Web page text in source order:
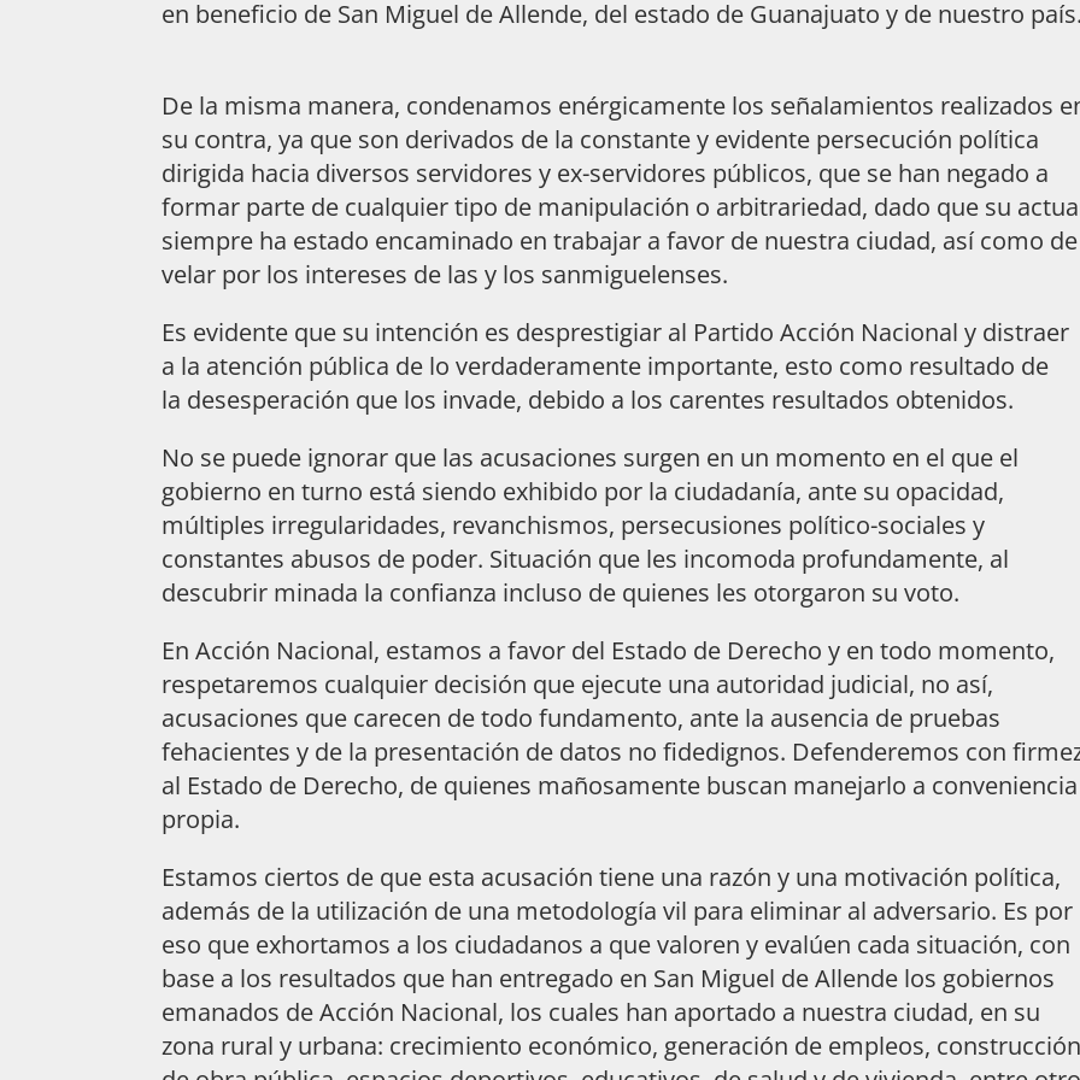
en beneficio de San Miguel de Allende, del estado de Guanajuato y de nuestro país.
De la misma manera, condenamos enérgicamente los señalamientos realizados
su contra, ya que son derivados de la constante y evidente persecución política
dirigida hacia diversos servidores y ex-servidores públicos, que se han negado a
formar parte de cualquier tipo de manipulación o arbitrariedad, dado que su
siempre ha estado encaminado en trabajar a favor de nuestra ciudad, así como de
velar por los intereses de las y los sanmiguelenses.
Es evidente que su intención es desprestigiar al Partido Acción Nacional y distraer
a la atención pública de lo verdaderamente importante, esto como resultado de
la desesperación que los invade, debido a los carentes resultados obtenidos.
No se puede ignorar que las acusaciones surgen en un momento en el que el
gobierno en turno está siendo exhibido por la ciudadanía, ante su opacidad,
múltiples irregularidades, revanchismos, persecusiones político-sociales y
constantes abusos de poder. Situación que les incomoda profundamente, al
descubrir minada la confianza incluso de quienes les otorgaron su voto.
En Acción Nacional, estamos a favor del Estado de Derecho y en todo momento,
respetaremos cualquier decisión que ejecute una autoridad judicial, no así,
acusaciones que carecen de todo fundamento, ante la ausencia de pruebas
fehacientes y de la presentación de datos no fidedignos. Defenderemos con
al Estado de Derecho, de quienes mañosamente buscan manejarlo a conveniencia
propia.
Estamos ciertos de que esta acusación tiene una razón y una motivación política,
además de la utilización de una metodología vil para eliminar al adversario. Es por
eso que exhortamos a los ciudadanos a que valoren y evalúen cada situación, con
base a los resultados que han entregado en San Miguel de Allende los gobiernos
emanados de Acción Nacional, los cuales han aportado a nuestra ciudad, en su
zona rural y urbana: crecimiento económico, generación de empleos, construcción